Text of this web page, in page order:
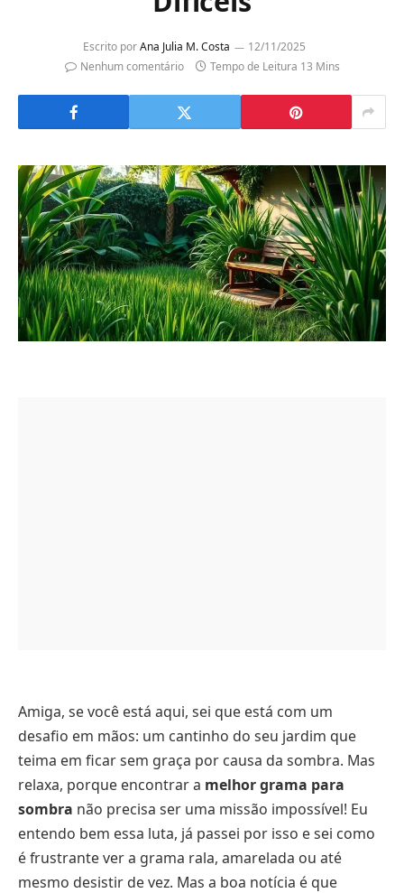
Escrito por Ana Julia M. Costa
12/11/2025
Nenhum comentário
Tempo de Leitura 13 Mins
Amiga, se você está aqui, sei que está com um
desafio em mãos: um cantinho do seu jardim que
teima em ficar sem graça por causa da sombra. Mas
relaxa, porque encontrar a melhor grama para
sombra não precisa ser uma missão impossível! Eu
entendo bem essa luta, já passei por isso e sei como
é frustrante ver a grama rala, amarelada ou até
mesmo desistir de vez. Mas a boa notícia é que